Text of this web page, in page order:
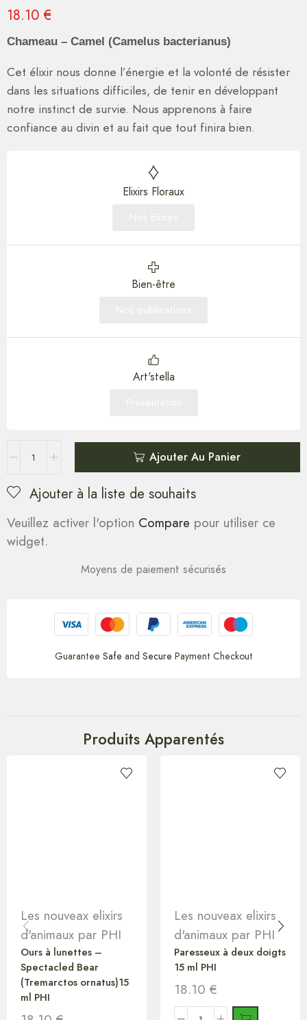
18.10 €
Chameau – Camel (Camelus bacterianus)
Cet élixir nous donne l’énergie et la volonté de résister
dans les situations difficiles, de tenir en développant
notre instinct de survie. Nous apprenons à faire
confiance au divin et au fait que tout finira bien.
Elixirs Floraux
Bien-être
Art'stella
Ajouter Au Panier
Ajouter à la liste de souhaits
Veuillez activer l'option Compare pour utiliser ce
widget.
Moyens de paiement sécurisés
Guarantee Safe and Secure Payment Checkout
Produits Apparentés
Les nouveax elixirs
d'animaux par PHI
Ours à lunettes –
Spectacled Bear
(Tremarctos ornatus)15
ml PHI
Les nouveax elixirs
d'animaux par PHI
Paresseux à deux doigts
15 ml PHI
18.10 €